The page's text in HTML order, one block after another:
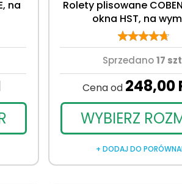
na
Rolety plisowane
okna HST, na
Sprzedano17
Cena od 248,00
WYBIERZ
+ DODAJ DO